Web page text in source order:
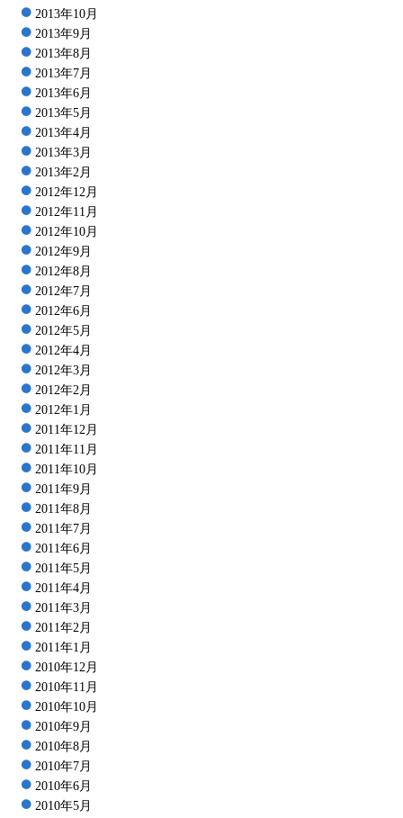
2013年10月
2013年9月
2013年8月
2013年7月
2013年6月
2013年5月
2013年4月
2013年3月
2013年2月
2012年12月
2012年11月
2012年10月
2012年9月
2012年8月
2012年7月
2012年6月
2012年5月
2012年4月
2012年3月
2012年2月
2012年1月
2011年12月
2011年11月
2011年10月
2011年9月
2011年8月
2011年7月
2011年6月
2011年5月
2011年4月
2011年3月
2011年2月
2011年1月
2010年12月
2010年11月
2010年10月
2010年9月
2010年8月
2010年7月
2010年6月
2010年5月